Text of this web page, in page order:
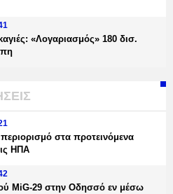
«Λογαριασμός» 180 δισ.
στα προτεινόμενα
ΗΠΑ
MiG-29 στην Οδησσό εν μέσω